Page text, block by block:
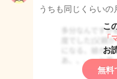
うちも同じくらいの
こ
「
お
無料